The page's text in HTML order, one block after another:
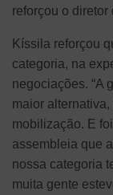
reforçou o
Kíssila reforçou
categoria, na
negociações. “A
maior
mobilização. E
assembleia que
nossa categoria
muita gente